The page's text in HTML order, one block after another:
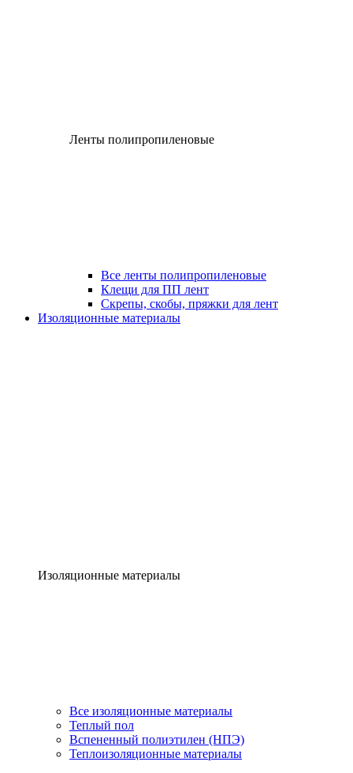
Ленты полипропиленовые
Все ленты полипропиленовые
Клещи для ПП лент
Скрепы, скобы, пряжки для лент
Изоляционные материалы
Изоляционные материалы
Все изоляционные материалы
Теплый пол
Вспененный полиэтилен (НПЭ)
Теплоизоляционные материалы